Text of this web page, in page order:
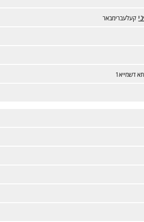
קעלעברימבאר
דשמייא1